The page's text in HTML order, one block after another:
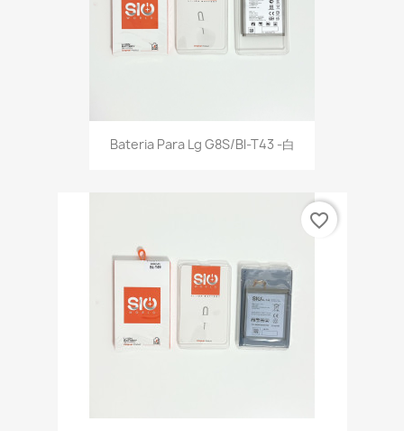
Bateria Para Lg G8S/Bl-T43 -白
favorite_border